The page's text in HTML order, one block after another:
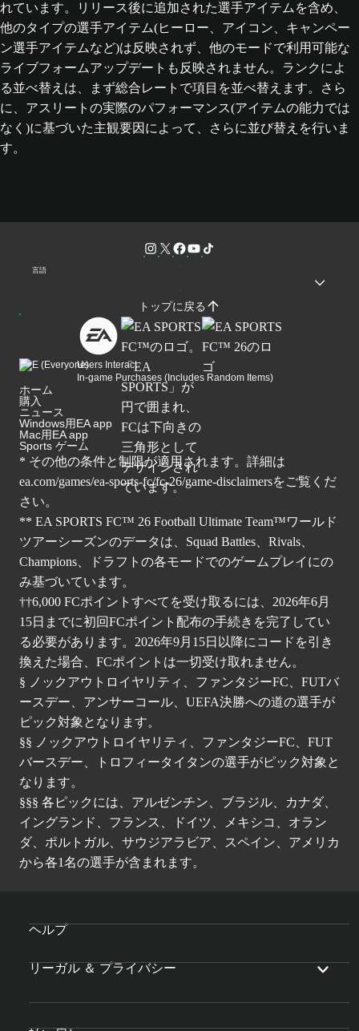
れています。リリース後に追加された選手アイテムを含め、
他のタイプの選手アイテム(ヒーロー、アイコン、キャンペー
ン選手アイテムなど)は反映されず、他のモードで利用可能な
ライブフォームアップデートも反映されません。ランクによ
る並べ替えは、まず総合レートで項目を並べ替えます。さら
に、アスリートの実際のパフォーマンス(アイテムの能力では
なく)に基づいた主観要因によって、さらに並び替えを行いま
す。
言語
トップに戻る
Users Interact
In-game Purchases (Includes Random Items)
ホーム
購入
ニュース
Windows用EA app
Mac用EA app
Sports ゲーム
* その他の条件と制限が適用されます。詳細は
ea.com/games/ea-sports-fc/fc-26/game-disclaimersをご覧くだ
さい。
** EA SPORTS FC™ 26 Football Ultimate Team™ワールド
ツアーシーズンのデータは、Squad Battles、Rivals、
Champions、ドラフトの各モードでのゲームプレイにの
み基づいています。
††6,000 FCポイントすべてを受け取るには、2026年6月
15日までに初回FCポイント配布の手続きを完了してい
る必要があります。2026年9月15日以降にコードを引き
換えた場合、FCポイントは一切受け取れません。
§ ノックアウトロイヤリティ、ファンタジーFC、FUTバ
ースデー、アンサーコール、UEFA決勝への道の選手が
ピック対象となります。
§§ ノックアウトロイヤリティ、ファンタジーFC、FUT
バースデー、トロフィータイタンの選手がピック対象と
なります。
§§§ 各ピックには、アルゼンチン、ブラジル、カナダ、
イングランド、フランス、ドイツ、メキシコ、オラン
ダ、ポルトガル、サウジアラビア、スペイン、アメリカ
から各1名の選手が含まれます。
ヘルプ
リーガル ＆ プライバシー